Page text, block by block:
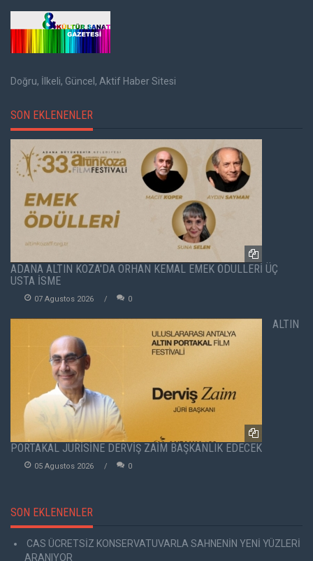
Doğru, İlkeli, Güncel, Aktif Haber Sitesi
SON EKLENENLER
ADANA ALTIN KOZA'DA ORHAN KEMAL EMEK ÖDÜLLERİ ÜÇ
USTA İSME
07 Agustos 2026 0
ALTIN
PORTAKAL JÜRİSİNE DERVİŞ ZAİM BAŞKANLIK EDECEK
05 Agustos 2026 0
SON EKLENENLER
CAS ÜCRETSİZ KONSERVATUVARLA SAHNENİN YENİ YÜZLERİ
ARANIYOR